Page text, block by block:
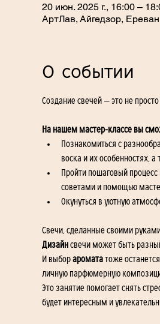
20 июн. 2025 г., 16:00 –
АртЛав, Айгедзор,
О событии
Создание свечей — это не
На нашем мастер-классе вы
Познакомиться с
воска и их особенностях,
Пройти пошаговый
советами и помощью
Окунуться в уютную
Свечи, сделанные своими
Дизайн свечи может быть
И выбор аромата тоже
личную парфюмерную
Это занятие помогает снять
будет интересным и